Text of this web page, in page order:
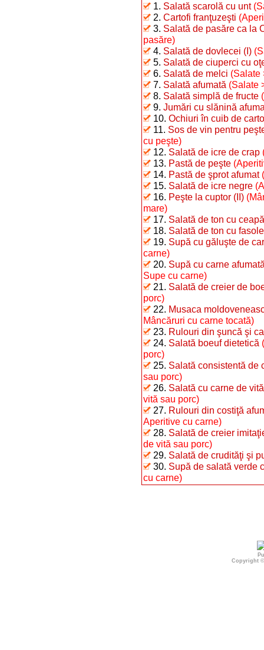
1. Salată scarolă cu unt
2. Cartofi franţuzeşti
3. Salată de pasăre ca la
pasăre)
4. Salată de dovlecei (I)
5. Salată de ciuperci cu
6. Salată de melci (Salate
7. Salată afumată (Salate
8. Salată simplă de fructe
9. Jumări cu slănină
10. Ochiuri în cuib de
11. Sos de vin pentru
cu peşte)
12. Salată de icre de crap
13. Pastă de peşte
14. Pastă de şprot afumat
15. Salată de icre negre
16. Peşte la cuptor (II)
mare)
17. Salată de ton cu ceapă
18. Salată de ton cu
19. Supă cu găluşte de
carne)
20. Supă cu carne
Supe cu carne)
21. Salată de creier de
porc)
22. Musaca
Mâncăruri cu carne tocată)
23. Rulouri din şuncă şi
24. Salată boeuf dietetică
porc)
25. Salată consistentă de
sau porc)
26. Salată cu carne de
vită sau porc)
27. Rulouri din costiţă
Aperitive cu carne)
28. Salată de creier
de vită sau porc)
29. Salată de crudităţi şi
30. Supă de salată verde
cu carne)
Copyright